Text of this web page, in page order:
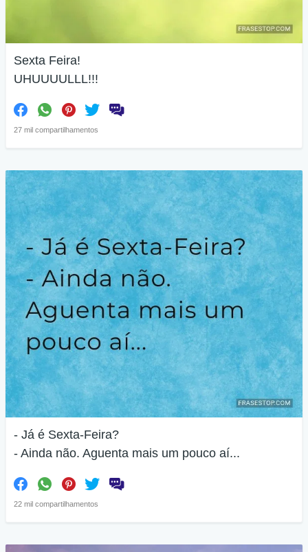
Sexta Feira!
UHUUUULLL!!!
27 mil compartilhamentos
- Já é Sexta-Feira?
- Ainda não. Aguenta mais um pouco aí...
22 mil compartilhamentos